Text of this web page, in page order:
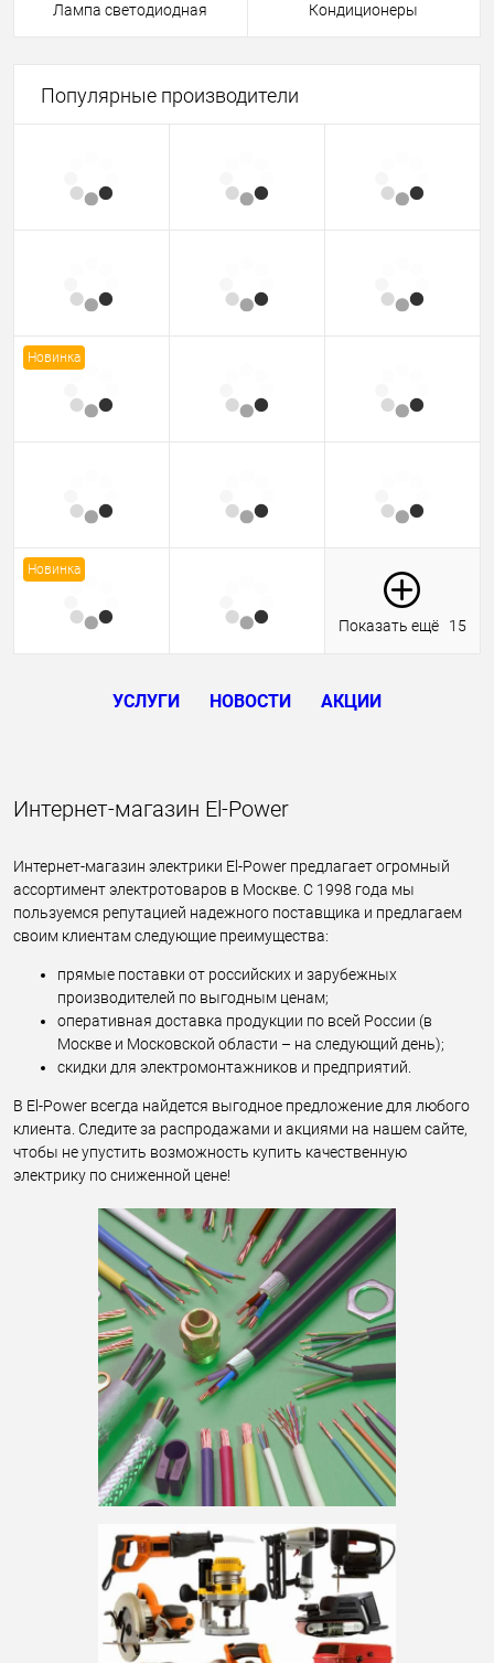
Лампа светодиодная Кондиционеры
Популярные производители
Новинка
Новинка
Показать ещё 15
УСЛУГИ НОВОСТИ АКЦИИ
Интернет-магазин El-Power
Интернет-магазин электрики El-Power предлагает огромный
ассортимент электротоваров в Москве. С 1998 года мы
пользуемся репутацией надежного поставщика и предлагаем
своим клиентам следующие преимущества:
прямые поставки от российских и зарубежных
производителей по выгодным ценам;
оперативная доставка продукции по всей России (в
Москве и Московской области – на следующий день);
скидки для электромонтажников и предприятий.
В El-Power всегда найдется выгодное предложение для любого
клиента. Следите за распродажами и акциями на нашем сайте,
чтобы не упустить возможность купить качественную
электрику по сниженной цене!